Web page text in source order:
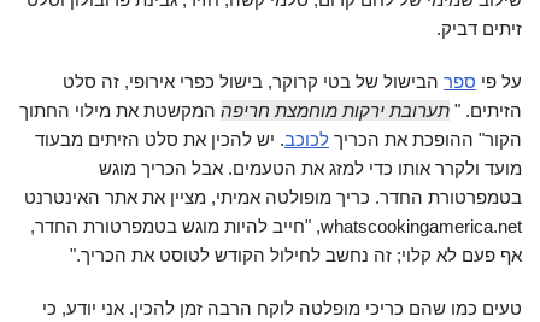
זיתים דביק.
על פי ספר הבישול של בטי קרוקר, בישול כפרי אירופי, זה סלט
הזיתים. " תערובת ירקות מוחמצת חריפה המקשטת את מילוי החתוך
הקור" ההופכת את הכריך לכוכב. יש להכין את סלט הזיתים מבעוד
מועד ולקרר אותו כדי למזג את הטעמים. אבל הכריך מוגש
בטמפרטורת החדר. כריך מופולטה אמיתי, מציין את אתר האינטרנט
whatscookingamerica.net, "חייב להיות מוגש בטמפרטורת החדר,
אף פעם לא קלוי; זה נחשב לחילול הקודש לטוסט את הכריך."
טעים כמו שהם כריכי מופלטה לוקח הרבה זמן להכין. אני יודע, כי